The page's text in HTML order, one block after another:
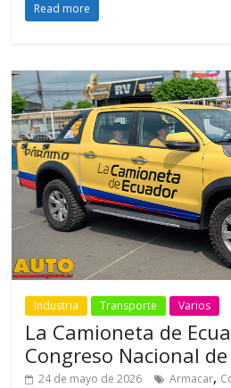
Read more
Industria Transporte Varios
La Camioneta de
Congreso Nacional de
24 de mayo de 2026 Armacar,